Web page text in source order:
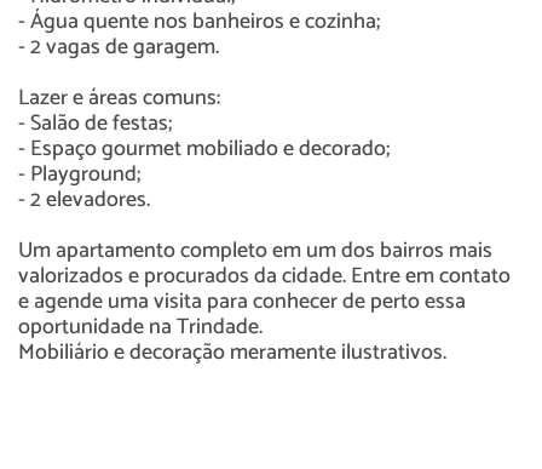
- Água quente nos banheiros e cozinha;
- 2 vagas de garagem.
Lazer e áreas comuns:
- Salão de festas;
- Espaço gourmet mobiliado e decorado;
- Playground;
- 2 elevadores.
Um apartamento completo em um dos bairros mais
valorizados e procurados da cidade. Entre em contato
e agende uma visita para conhecer de perto essa
oportunidade na Trindade.
Mobiliário e decoração meramente ilustrativos.